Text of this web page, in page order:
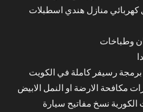
كهربائي منازل هندي اسطبلات
وطباخات
رسيفر كاملة في الكويت
مكافحة الارضة او النمل الابيض
نسخ مفاتيح سيارة